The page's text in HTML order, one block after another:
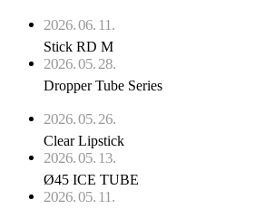
2026. 06. 11.
Stick RD M
2026. 05. 28.
Dropper Tube Series
2026. 05. 26.
Clear Lipstick
2026. 05. 13.
Ø45 ICE TUBE
2026. 05. 11.